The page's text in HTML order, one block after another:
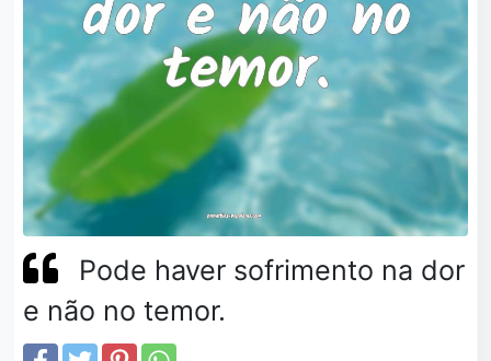
Pode haver sofrimento na dor
e não no temor.